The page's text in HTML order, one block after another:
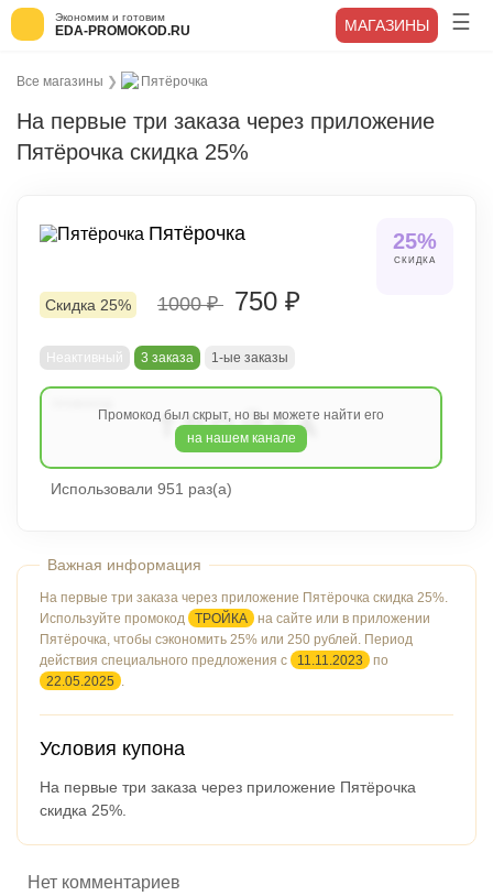
Экономим и готовим
EDA-PROMOKOD.RU МАГАЗИНЫ
Все магазины ❯ Пятёрочка
На первые три заказа через приложение
Пятёрочка скидка 25%
Пятёрочка 25%
СКИДКА
Скидка 25% 1000 ₽ 750 ₽
Неактивный 3 заказа 1-ые заказы
Промокод был скрыт, но вы можете найти его
на нашем канале
ТРОЙКА
Использовали 951 раз(а)
На первые три заказа через приложение Пятёрочка скидка 25%.
Используйте промокод
ТРОЙКА
на сайте или в приложении
Пятёрочка, чтобы сэкономить 25% или 250 рублей. Период
действия специального предложения с
11.11.2023
по
22.05.2025 .
Условия купона
На первые три заказа через приложение Пятёрочка
скидка 25%.
Нет комментариев